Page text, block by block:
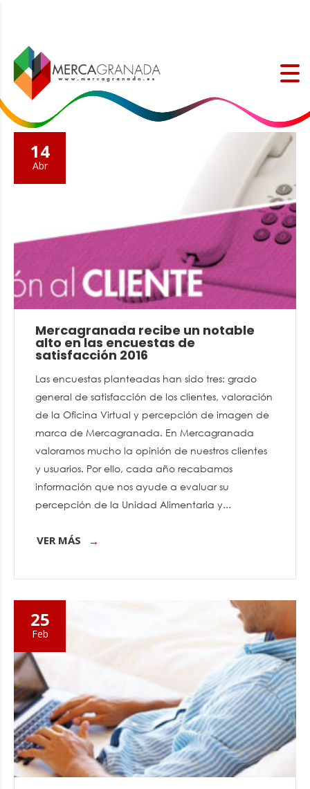
14
Abr
Mercagranada recibe un notable
alto en las encuestas de
satisfacción 2016
Las encuestas planteadas han sido tres: grado
general de satisfacción de los clientes, valoración
de la Oficina Virtual y percepción de imagen de
marca de Mercagranada. En Mercagranada
valoramos mucho la opinión de nuestros clientes
y usuarios. Por ello, cada año recabamos
información que nos ayude a evaluar su
percepción de la Unidad Alimentaria y...
VER MÁS
25
Feb